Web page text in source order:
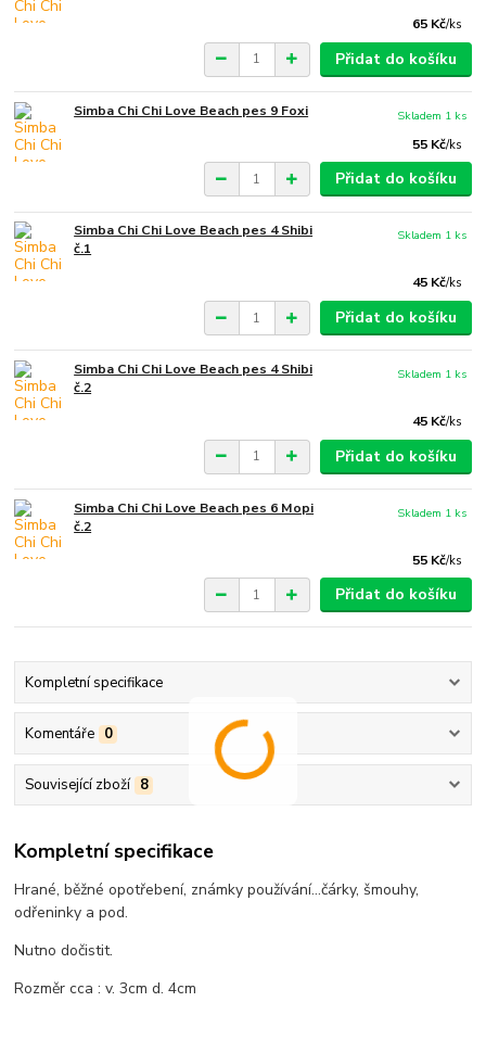
65 Kč/ks
Přidat do košíku
Simba Chi Chi Love Beach pes 9 Foxi
55 Kč/ks
Skladem 1 ks
Přidat do košíku
Simba Chi Chi Love Beach pes 4 Shibi
č.1
45 Kč/ks
Skladem 1 ks
Přidat do košíku
Simba Chi Chi Love Beach pes 4 Shibi
č.2
45 Kč/ks
Skladem 1 ks
Přidat do košíku
Simba Chi Chi Love Beach pes 6 Mopi
č.2
55 Kč/ks
Skladem 1 ks
Přidat do košíku
Kompletní specifikace
Komentáře 0
Související zboží 8
Kompletní specifikace
Hrané, běžné opotřebení, známky používání...čárky, šmouhy,
odřeninky a pod.
Nutno dočistit.
Rozměr cca : v. 3cm d. 4cm